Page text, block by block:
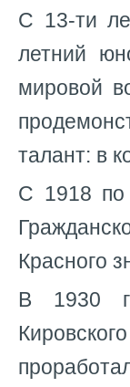
С 13-ти
летний
мировой
талант: в
С 1918 по
Красного
В 1930